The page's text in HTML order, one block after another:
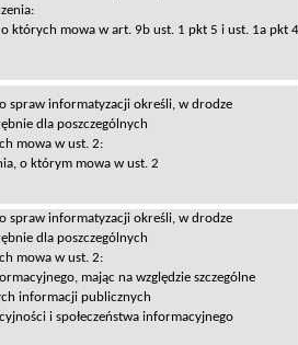
o których mowa w art. 9b ust. 1 pkt 5 i ust. 1a pkt 4
spraw informatyzacji określi, w drodze
dla poszczególnych
mowa w ust. 2:
o którym mowa w ust. 2
spraw informatyzacji określi, w drodze
dla poszczególnych
mowa w ust. 2:
mając na względzie szczególne
informacji publicznych
i społeczeństwa informacyjnego